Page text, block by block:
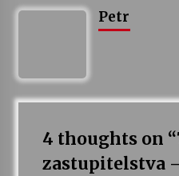
23. 7. 2026
Vysočinka
17. 7. 2026
Petr
4 thoughts on “
zastupitelstva